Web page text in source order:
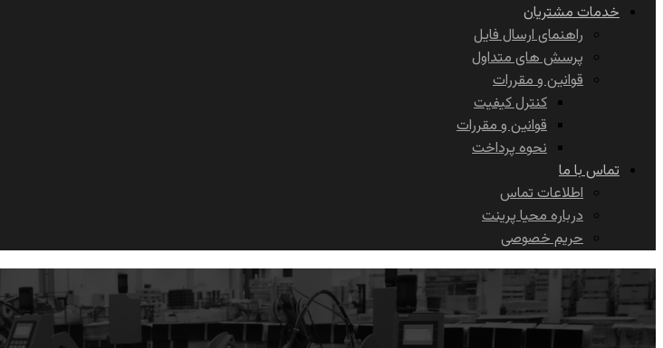
خدمات مشتریان
راهنمای ارسال فایل
پرسش های متداول
قوانین و مقررات
کنترل کیفیت
قوانین و مقررات
نحوه پرداخت
تماس با ما
اطلاعات تماس
درباره محیا پرینت
حریم خصوصی